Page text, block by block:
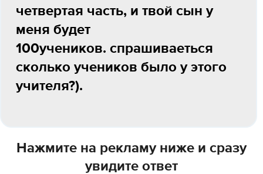
четвертая часть, и твой сын у
меня будет
100учеников. спрашиваеться
сколько учеников было у этого
учителя?).
Нажмите на рекламу ниже и сразу
увидите ответ